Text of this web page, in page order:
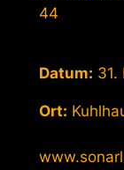
44
Datum: 31.
Ort: